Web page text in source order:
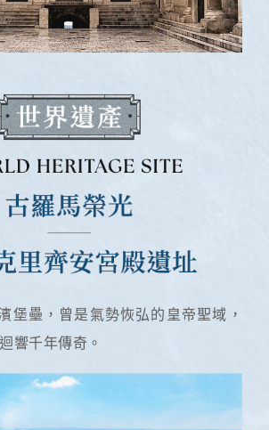
堡壘，曾是氣勢恢弘的皇帝聖域，
響千年傳奇。